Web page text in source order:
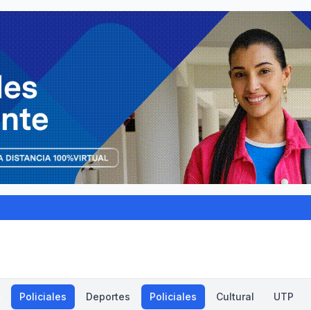
Policiales Deportes Policiales Cultural UTP